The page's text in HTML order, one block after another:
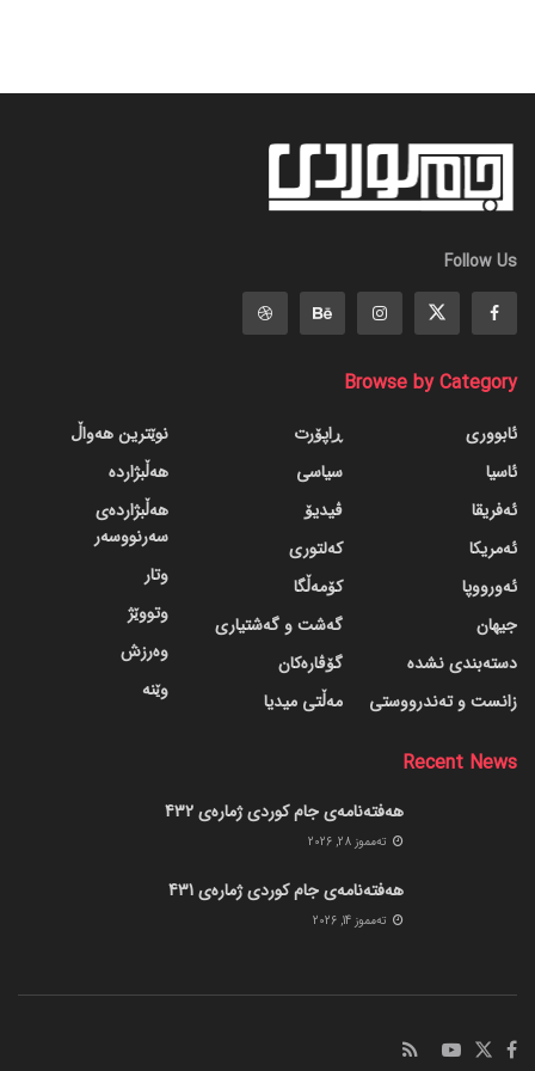
Follow Us
Browse by Category
ئابووری
ئاسیا
ئەفریقا
ئەمریکا
ئەورووپا
جیهان
دسته‌بندی نشده
زانست و تەندرووستی
ڕاپۆرت
سیاسی
ڤیدیۆ
کەلتوری
کۆمەڵگا
گه‌شت و گه‌شتیاری
گۆڤاره‌کان
مەڵتی میدیا
نوێترین هەواڵ
هەڵبژاردە
هەڵبژاردەی
سەرنووسەر
وتار
وتووێژ
وەرزش
وێنە
Recent News
هەفتەنامەی جام کوردی ژمارەی 432
ته‌مموز 28, 2026
هەفتەنامەی جام کوردی ژمارەی 431
ته‌مموز 14, 2026